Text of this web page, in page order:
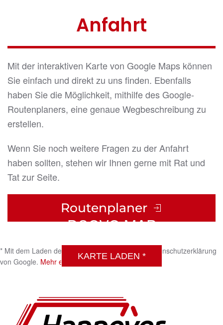
Anfahrt
Mit der interaktiven Karte von Google Maps können
Sie einfach und direkt zu uns finden. Ebenfalls
haben Sie die Möglichkeit, mithilfe des Google-
Routenplaners, eine genaue Wegbeschreibung zu
erstellen.
Wenn Sie noch weitere Fragen zu der Anfahrt
haben sollten, stehen wir Ihnen gerne mit Rat und
Tat zur Seite.
Routenplaner
DSGVO MAP
KARTE LADEN *
* Mit dem Laden der Karte akzeptieren Sie die Datenschutzerklärung
von Google. Mehr erfahren